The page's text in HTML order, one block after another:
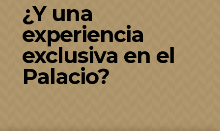
¿Y una
experiencia
exclusiva en el
Palacio?